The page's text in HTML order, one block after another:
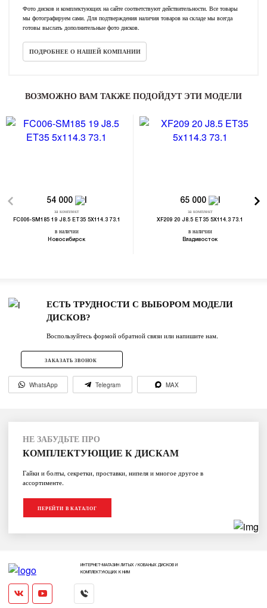
Фото дисков и комплектующих на сайте соответствуют действительности. Все товары
мы фотографируем сами. Для подтверждения наличия товаров на складе мы всегда
готовы выслать дополнительные фото дисков.
ПОДРОБНЕЕ О НАШЕЙ КОМПАНИИ
ВОЗМОЖНО ВАМ ТАКЖЕ ПОДОЙДУТ ЭТИ МОДЕЛИ
54 000
за комплект
FC006-SM185 19 J8.5 ET35 5X114.3 73.1
в наличии
Новосибирск
65 000
за комплект
XF209 20 J8.5 ET35 5X114.3 73.1
в наличии
Владивосток
ЕСТЬ ТРУДНОСТИ С ВЫБОРОМ МОДЕЛИ
ДИСКОВ?
Воспользуйтесь формой обратной связи или напишите нам.
ЗАКАЗАТЬ ЗВОНОК
WhatsApp Telegram MAX
НЕ ЗАБУДЬТЕ ПРО
КОМПЛЕКТУЮЩИЕ К ДИСКАМ
Гайки и болты, секретки, проставки, нипеля и многое другое в
ассортименте.
ПЕРЕЙТИ В КАТАЛОГ
ИНТЕРНЕТ-МАГАЗИН ЛИТЫХ / КОВАНЫХ ДИСКОВ И
КОМПЛЕКТУЮЩИХ К НИМ